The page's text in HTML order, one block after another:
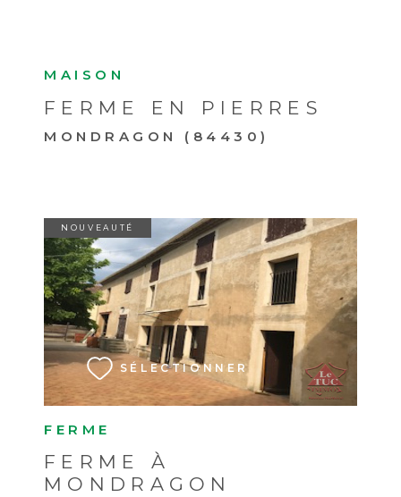
MAISON
FERME EN PIERRES
MONDRAGON (84430)
FERME
FERME À
MONDRAGON
NOUVEAUTÉ
SÉLECTIONNER
VOIR LE BIEN